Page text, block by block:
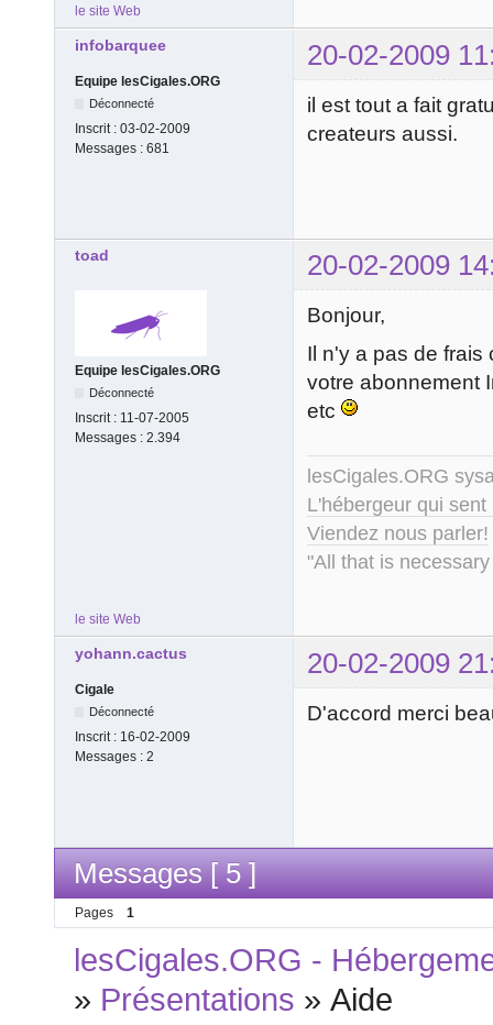
le site Web
infobarquee 20-02-2009
Equipe lesCigales.ORG
Déconnecté
Inscrit : 03-02-2009
Messages : 681
il est tout a fait
createurs aussi.
toad 20-02-2009
Equipe lesCigales.ORG
Déconnecté
Inscrit : 11-07-2005
Messages : 2.394
Bonjour,
Il n'y a pas de frais
votre abonnement
etc
lesCigales.ORG
L'hébergeur qui
Viendez nous parler!
"All that is
le site Web
yohann.cactus 20-02-2009
Cigale
Déconnecté
Inscrit : 16-02-2009
Messages : 2
D'accord merci
Messages [ 5 ]
Pages 1
lesCigales.ORG -
» Présentations »Aide